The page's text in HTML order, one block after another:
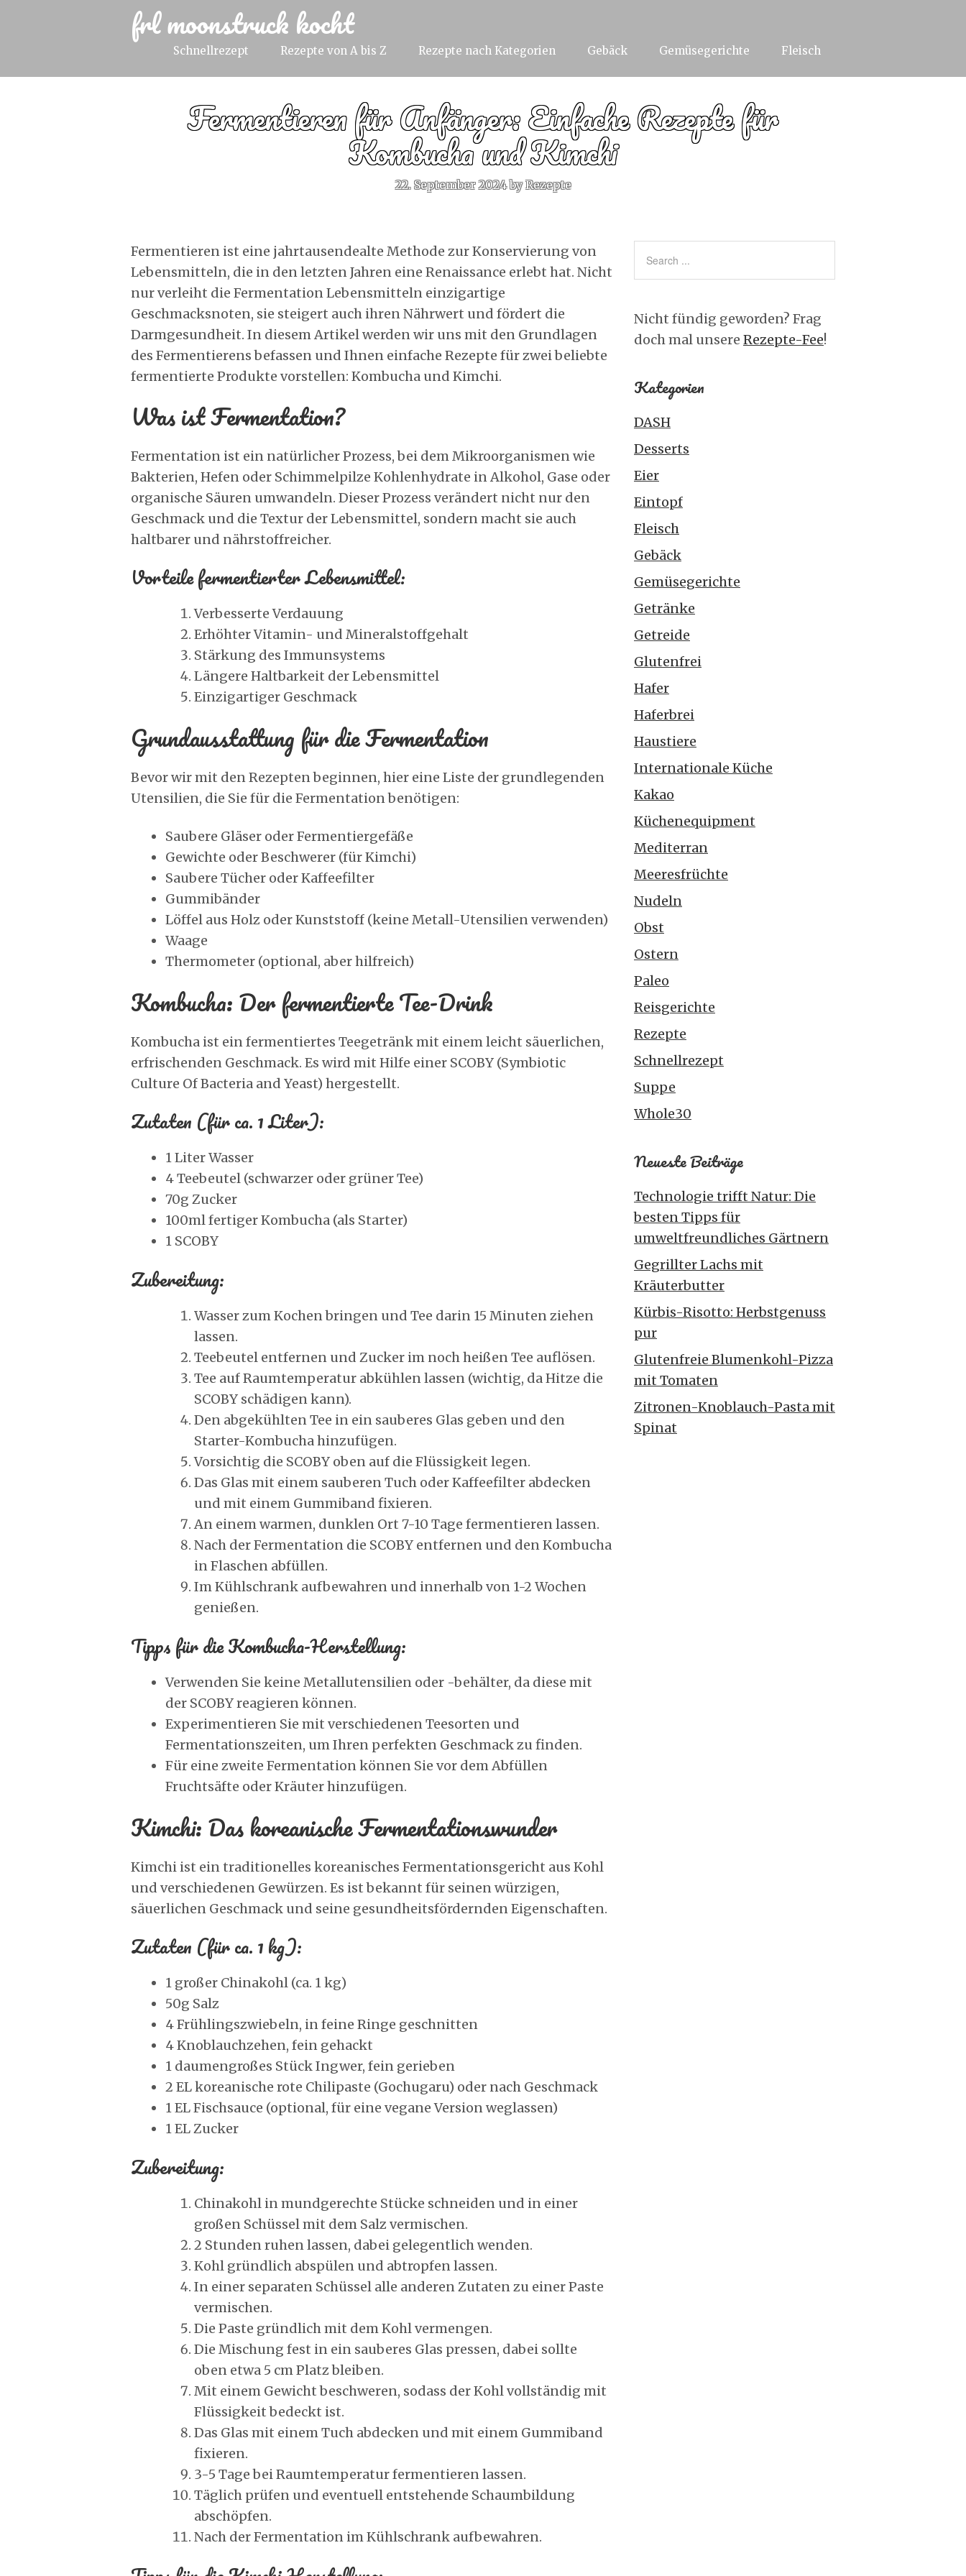
frl moonstruck kocht
Schnellrezept Rezepte von A bis Z Rezepte nach Kategorien Gebäck Gemüsegerichte Fleisch
Fermentieren für Anfänger: Einfache Rezepte für
Kombucha und Kimchi
22. September 2024 byRezepte
Fermentieren ist eine jahrtausendealte Methode zur Konservierung von
Lebensmitteln, die in den letzten Jahren eine Renaissance erlebt hat. Nicht
nur verleiht die Fermentation Lebensmitteln einzigartige
Geschmacksnoten, sie steigert auch ihren Nährwert und fördert die
Darmgesundheit. In diesem Artikel werden wir uns mit den Grundlagen
des Fermentierens befassen und Ihnen einfache Rezepte für zwei beliebte
fermentierte Produkte vorstellen: Kombucha und Kimchi.
Was ist Fermentation?
Fermentation ist ein natürlicher Prozess, bei dem Mikroorganismen wie
Bakterien, Hefen oder Schimmelpilze Kohlenhydrate in Alkohol, Gase oder
organische Säuren umwandeln. Dieser Prozess verändert nicht nur den
Geschmack und die Textur der Lebensmittel, sondern macht sie auch
haltbarer und nährstoffreicher.
Vorteile fermentierter Lebensmittel:
Verbesserte Verdauung
Erhöhter Vitamin- und Mineralstoffgehalt
Stärkung des Immunsystems
Längere Haltbarkeit der Lebensmittel
Einzigartiger Geschmack
Grundausstattung für die Fermentation
Bevor wir mit den Rezepten beginnen, hier eine Liste der grundlegenden
Utensilien, die Sie für die Fermentation benötigen:
Saubere Gläser oder Fermentiergefäße
Gewichte oder Beschwerer (für Kimchi)
Saubere Tücher oder Kaffeefilter
Gummibänder
Löffel aus Holz oder Kunststoff (keine Metall-Utensilien verwenden)
Waage
Thermometer (optional, aber hilfreich)
Kombucha: Der fermentierte Tee-Drink
Kombucha ist ein fermentiertes Teegetränk mit einem leicht säuerlichen,
erfrischenden Geschmack. Es wird mit Hilfe einer SCOBY (Symbiotic
Culture Of Bacteria and Yeast) hergestellt.
Zutaten (für ca. 1 Liter):
1 Liter Wasser
4 Teebeutel (schwarzer oder grüner Tee)
70g Zucker
100ml fertiger Kombucha (als Starter)
1 SCOBY
Zubereitung:
Wasser zum Kochen bringen und Tee darin 15 Minuten ziehen
lassen.
Teebeutel entfernen und Zucker im noch heißen Tee auflösen.
Tee auf Raumtemperatur abkühlen lassen (wichtig, da Hitze die
SCOBY schädigen kann).
Den abgekühlten Tee in ein sauberes Glas geben und den
Starter-Kombucha hinzufügen.
Vorsichtig die SCOBY oben auf die Flüssigkeit legen.
Das Glas mit einem sauberen Tuch oder Kaffeefilter abdecken
und mit einem Gummiband fixieren.
An einem warmen, dunklen Ort 7-10 Tage fermentieren lassen.
Nach der Fermentation die SCOBY entfernen und den Kombucha
in Flaschen abfüllen.
Im Kühlschrank aufbewahren und innerhalb von 1-2 Wochen
genießen.
Tipps für die Kombucha-Herstellung:
Verwenden Sie keine Metallutensilien oder -behälter, da diese mit
der SCOBY reagieren können.
Experimentieren Sie mit verschiedenen Teesorten und
Fermentationszeiten, um Ihren perfekten Geschmack zu finden.
Für eine zweite Fermentation können Sie vor dem Abfüllen
Fruchtsäfte oder Kräuter hinzufügen.
Kimchi: Das koreanische Fermentationswunder
Kimchi ist ein traditionelles koreanisches Fermentationsgericht aus Kohl
und verschiedenen Gewürzen. Es ist bekannt für seinen würzigen,
säuerlichen Geschmack und seine gesundheitsfördernden Eigenschaften.
Zutaten (für ca. 1 kg):
1 großer Chinakohl (ca. 1 kg)
50g Salz
4 Frühlingszwiebeln, in feine Ringe geschnitten
4 Knoblauchzehen, fein gehackt
1 daumengroßes Stück Ingwer, fein gerieben
2 EL koreanische rote Chilipaste (Gochugaru) oder nach Geschmack
1 EL Fischsauce (optional, für eine vegane Version weglassen)
1 EL Zucker
Zubereitung:
Chinakohl in mundgerechte Stücke schneiden und in einer
großen Schüssel mit dem Salz vermischen.
2 Stunden ruhen lassen, dabei gelegentlich wenden.
Kohl gründlich abspülen und abtropfen lassen.
In einer separaten Schüssel alle anderen Zutaten zu einer Paste
vermischen.
Die Paste gründlich mit dem Kohl vermengen.
Die Mischung fest in ein sauberes Glas pressen, dabei sollte
oben etwa 5 cm Platz bleiben.
Mit einem Gewicht beschweren, sodass der Kohl vollständig mit
Flüssigkeit bedeckt ist.
Das Glas mit einem Tuch abdecken und mit einem Gummiband
fixieren.
3-5 Tage bei Raumtemperatur fermentieren lassen.
Täglich prüfen und eventuell entstehende Schaumbildung
abschöpfen.
Nach der Fermentation im Kühlschrank aufbewahren.
Nicht fündig geworden? Frag
doch mal unsere Rezepte-Fee!
Kategorien
DASH
Desserts
Eier
Eintopf
Fleisch
Gebäck
Gemüsegerichte
Getränke
Getreide
Glutenfrei
Hafer
Haferbrei
Haustiere
Internationale Küche
Kakao
Küchenequipment
Mediterran
Meeresfrüchte
Nudeln
Obst
Ostern
Paleo
Reisgerichte
Rezepte
Schnellrezept
Suppe
Whole30
Neueste Beiträge
Technologie trifft Natur: Die
besten Tipps für
umweltfreundliches Gärtnern
Gegrillter Lachs mit
Kräuterbutter
Kürbis-Risotto: Herbstgenuss
pur
Glutenfreie Blumenkohl-Pizza
mit Tomaten
Zitronen-Knoblauch-Pasta mit
Spinat